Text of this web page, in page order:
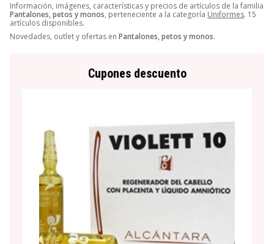
Información, imágenes, características y precios de artículos de la familia
Pantalones, petos y monos, perteneciente a la categoría Uniformes. 15
artículos disponibles.
Novedades, outlet y ofertas en Pantalones, petos y monos.
Cupones descuento